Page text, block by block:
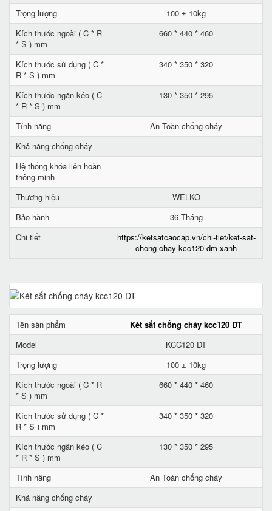
Trọng lượng
100 ± 10kg
Kích thước ngoài ( C * R
* S ) mm
660 * 440 * 460
Kích thước sử dụng ( C *
R * S ) mm
340 * 350 * 320
Kích thước ngăn kéo ( C
* R * S ) mm
130 * 350 * 295
Tính năng
An Toàn chống cháy
Khả năng chống cháy
Hệ thống khóa liên hoàn
thông minh
Thương hiệu
WELKO
Bảo hành
36 Tháng
Chi tiết
https://ketsatcaocap.vn/chi-tiet/ket-sat-
chong-chay-kcc120-dm-xanh
Tên sản phẩm
Két sắt chống cháy kcc120 DT
Model
KCC120 DT
Trọng lượng
100 ± 10kg
Kích thước ngoài ( C * R
* S ) mm
660 * 440 * 460
Kích thước sử dụng ( C *
R * S ) mm
340 * 350 * 320
Kích thước ngăn kéo ( C
* R * S ) mm
130 * 350 * 295
Tính năng
An Toàn chống cháy
Khả năng chống cháy